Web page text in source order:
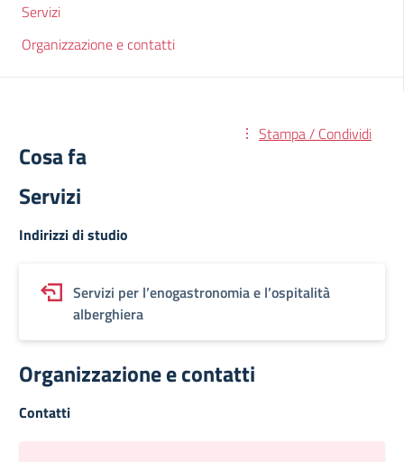
Servizi
Organizzazione e contatti
Stampa / Condividi
Cosa fa
Servizi
Indirizzi di studio
Servizi per l’enogastronomia e l’ospitalità
alberghiera
Organizzazione e contatti
Contatti